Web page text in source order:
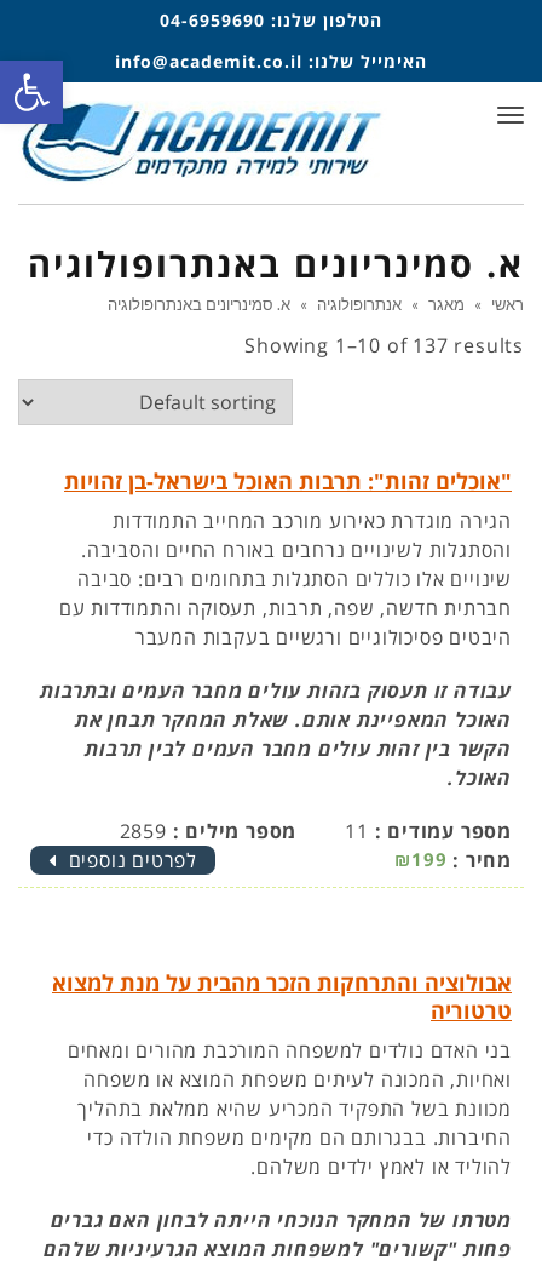
פתח
הטלפון שלנו: 04-6959690
האימייל שלנו: info@academit.co.il
תפריט
א. סמינריונים באנתרופולוגיה
ראשי » מאגר » אנתרופולוגיה » א. סמינריונים באנתרופולוגיה
Showing 1–10 of 137 results
"אוכלים זהות": תרבות האוכל בישראל-בן זהויות
הגירה מוגדרת כאירוע מורכב המחייב התמודדות
והסתגלות לשינויים נרחבים באורח החיים והסביבה.
שינויים אלו כוללים הסתגלות בתחומים רבים: סביבה
חברתית חדשה, שפה, תרבות, תעסוקה והתמודדות עם
היבטים פסיכולוגיים ורגשיים בעקבות המעבר
עבודה זו תעסוק בזהות עולים מחבר העמים ובתרבות
האוכל המאפיינת אותם. שאלת המחקר תבחן את
הקשר בין זהות עולים מחבר העמים לבין תרבות
האוכל.
מספר עמודים : 11 מספר מילים : 2859
מחיר : ₪199 לפרטים נוספים
אבולוציה והתרחקות הזכר מהבית על מנת למצוא
טרטוריה
בני האדם נולדים למשפחה המורכבת מהורים ומאחים
ואחיות, המכונה לעיתים משפחת המוצא או משפחה
מכוונת בשל התפקיד המכריע שהיא ממלאת בתהליך
החיברות. בבגרותם הם מקימים משפחת הולדה כדי
להוליד או לאמץ ילדים משלהם.
מטרתו של המחקר הנוכחי הייתה לבחון האם גברים
פחות "קשורים" למשפחות המוצא הגרעיניות שלהם